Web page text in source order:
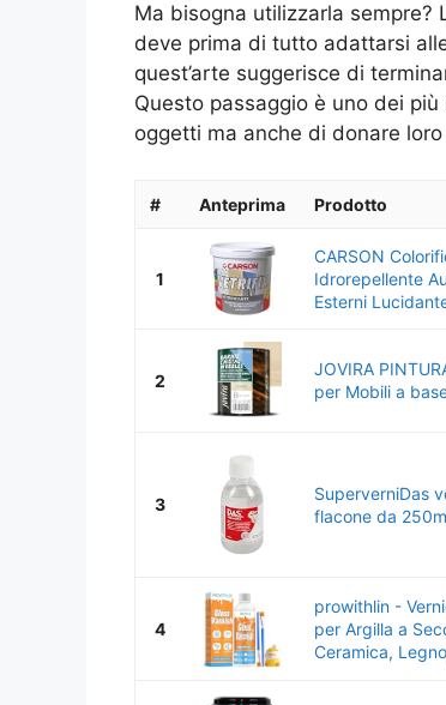
Ma bisogna utilizzarla
deve prima di tutto adattarsi
quest’arte suggerisce di
Questo passaggio è uno dei
oggetti ma anche di donare
# Anteprima Prodotto
1
CARSON
Idrorepellente
Esterni
2
JOVIRA
per Mobili a
3
SuperverniDas
flacone da
4
prowithlin -
per Argilla a
Ceramica,